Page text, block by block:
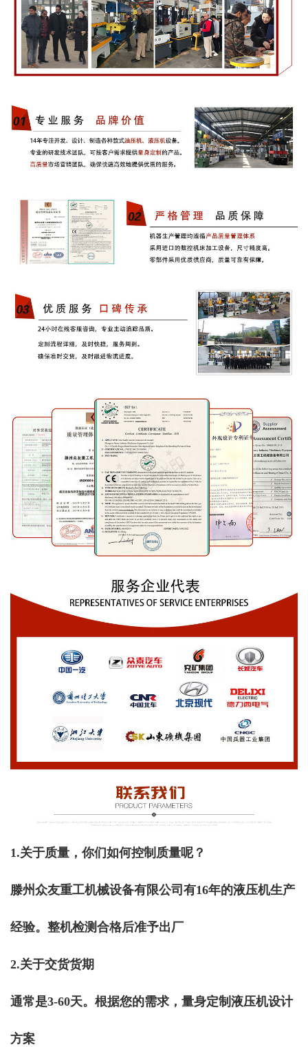
1.关于质量，你们如何控制质量呢？
滕州众友重工机械设备有限公司有16年的液压机生产
经验。整机检测合格后准予出厂
2.关于交货货期
通常是3-60天。根据您的需求，量身定制液压机设计
方案